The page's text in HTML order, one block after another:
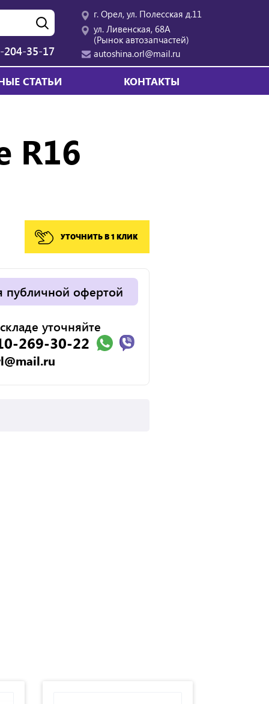
204-35-17
г. Орел, ул. Полесская д.11
ул. Ливенская, 68А
(Рынок автозапчастей)
autoshina.orl@mail.ru
СТАТЬИ КОНТАКТЫ
R16
УТОЧНИТЬ В 1 КЛИК
публичной офертой
уточняйте
269-30-22